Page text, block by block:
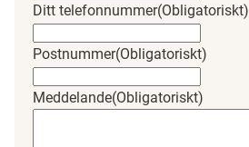
Ditt telefonnummer(Obligatoriskt)
Postnummer(Obligatoriskt)
Meddelande(Obligatoriskt)